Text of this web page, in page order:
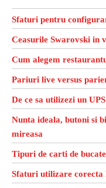
Sfaturi pentru
Ceasurile Swarovski in
Cum alegem
Pariuri live versus
De ce sa utilizezi un
Nunta ideala, butoni si
mireasa
Tipuri de carti de bucate
Sfaturi utilizare corecta